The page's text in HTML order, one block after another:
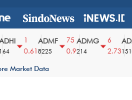
0.61
ADMF
8225
75
0.9
ADMG
214
2.731510
Market Data